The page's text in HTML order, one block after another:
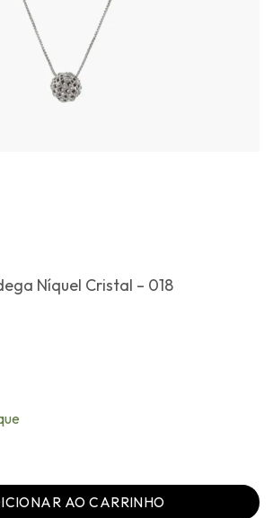
Níquel Cristal – 018
Níquel Cristal - 018 quantidade
AO CARRINHO